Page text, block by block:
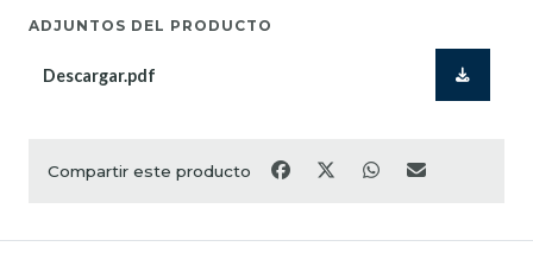
ADJUNTOS DEL PRODUCTO
Descargar.pdf
Compartir este producto